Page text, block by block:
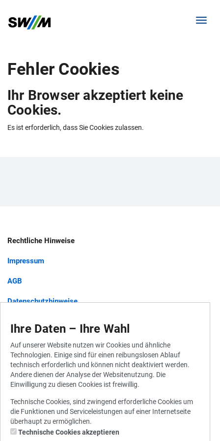
Menü
Fehler Cookies
Ihr Browser akzeptiert keine
Cookies.
Es ist erforderlich, dass Sie Cookies zulassen.
Rechtliche Hinweise
Impressum
AGB
Datenschutzhinweise
Widerruf für Gutscheine
Widerrufsbelehrung
Vertrag widerrufen
Ihre Daten – Ihre Wahl
Auf unserer Website nutzen wir Cookies und ähnliche
Technologien. Einige sind für einen reibungslosen Ablauf
technisch erforderlich und können nicht deaktiviert werden.
Andere dienen der Analyse der Websitenutzung. Die
Einwilligung zu diesen Cookies ist freiwillig.
Technische Cookies, sind zwingend erforderliche Cookies um
die Funktionen und Serviceleistungen auf einer Internetseite
überhaupt zu ermöglichen.
Technische Cookies akzeptieren